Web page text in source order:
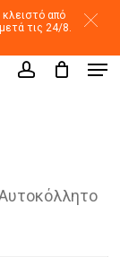
από
τις 24/8.
account